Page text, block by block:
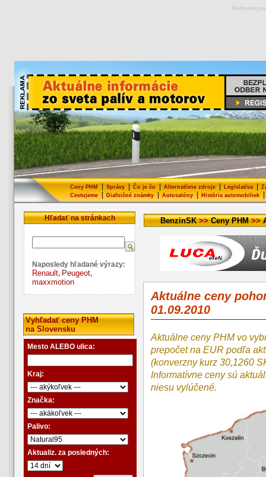
Tento web
Ceny PHM Správy Čo je čo Alternatívne zdroje Legislatíva
Cestujeme| Diaľničné známky| Autosalóny| História automobiliek|
Hľadať na stránkach
Naposledy hľadané výrazy:
Renault, Peugeot,
maxxmotion
Vyhľadať ceny PHM
na Slovensku
Mesto ALEBO ulica:
Kraj:
Značka:
Palivo:
Aktualiz. za posledných:
BenzinSK>>Ceny PHM>>
Aktuálne ceny
01.09.2010
Aktuálne ceny PHM vo
prepočet na EUR podľa
(konverzny kurz 30,1260
Informatívne ceny sú
niesu vylúčené.